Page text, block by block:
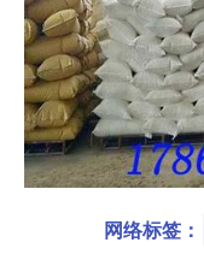
网络标签：